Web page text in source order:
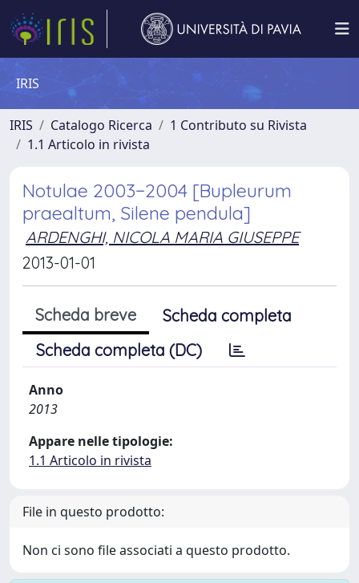
IRIS
IRIS Catalogo Ricerca
1 Contributo su Rivista
1.1 Articolo in rivista
Notulae 2003−2004 [Bupleurum
praealtum, Silene pendula]
ARDENGHI, NICOLA MARIA GIUSEPPE
2013-01-01
Scheda breve
Scheda completa
Scheda completa (DC)
Anno
2013
Appare nelle tipologie:
1.1 Articolo in rivista
File in questo prodotto:
Non ci sono file associati a questo prodotto.